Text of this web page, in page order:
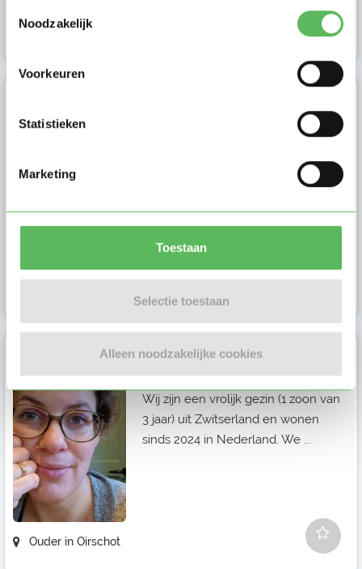
Noodzakelijk
Voorkeuren
Statistieken
Marketing
Toestaan
Selectie toestaan
Alleen noodzakelijke cookies
Ouder in Boxtel
toe een doordeweekse avond of
Ouder in Oirschot
Florence
Wij zijn een vrolijk gezin (1 zoon van
3 jaar) uit Zwitserland en wonen
sinds 2024 in Nederland. We ...